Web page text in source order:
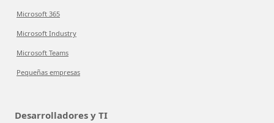
Microsoft 365
Microsoft Industry
Microsoft Teams
Pequeñas empresas
Desarrolladores y TI